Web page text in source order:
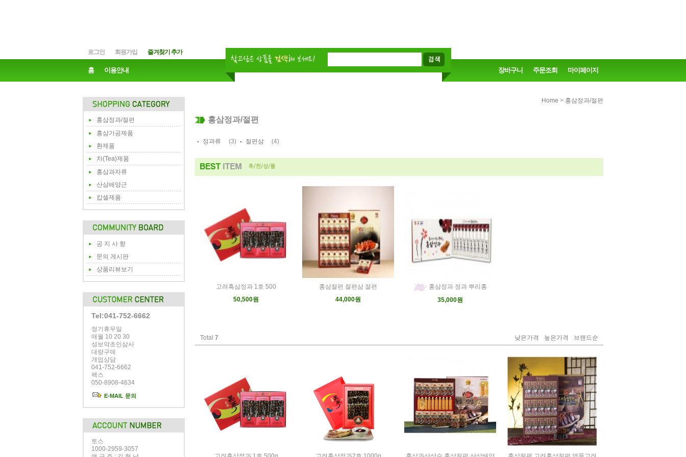
로그인 회원가입 즐겨찾기 추가
홈 이용안내 장바구니 주문조회 마이페이지
홍삼정과/절편
홍삼가공제품
환제품
차(Tea)제품
홍삼과자류
산삼배양근
캅셀제품
공 지 사 항
문의 게시판
상품리뷰보기
Tel:041-752-6662
정기휴무일
매월 10 20 30
성보약초인삼사
대량구매
개업상담
041-752-6662
팩스
050-8908-4634
E-MAIL 문의
토스
1000-2959-3057
Home > 홍삼정과/절편
홍삼정과/절편
정과류 (3) 절편삼 (4)
고려흑삼정과 1호 500
50,500원
홍삼절편 절편삼 절편
44,000원
홍삼정과 정과 뿌리홍
35,000원
Total 7 낮은가격 높은가격 브랜드순